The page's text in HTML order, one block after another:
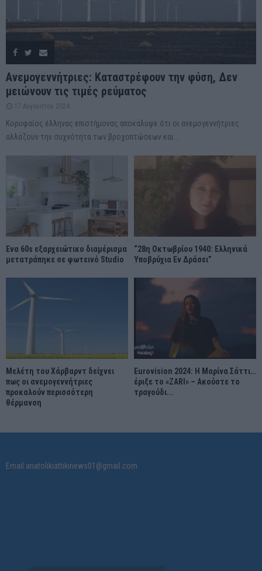
Ανεμογεννήτριες: Καταστρέφουν την φύση, Δεν
μειώνουν τις τιμές ρεύματος
17 Αυγούστου 2024
Κορυφαίος έλληνας επιστήμονας αποκάλυψε ότι οι ανεμογεννήτριες
αλλάζουν την συχνότητα των βροχοπτώσεων και...
Ένα 60s εξαρχειώτικο διαμέρισμα
μετατράπηκε σε φωτεινό Studio
“28η Οκτωβρίου 1940: Ελληνικά
Υποβρύχια Εν Δράσει”
Μελέτη του Χάρβαρντ δείχνει
πως οι ανεμογεννήτριες
προκαλούν περισσότερη
θέρμανση
Eurovision 2024: Η Μαρίνα Σάττι…
έριξε το «ZARI» – Ακούστε το
τραγούδι...
Email:anatolikiattikinews01@gmail.com